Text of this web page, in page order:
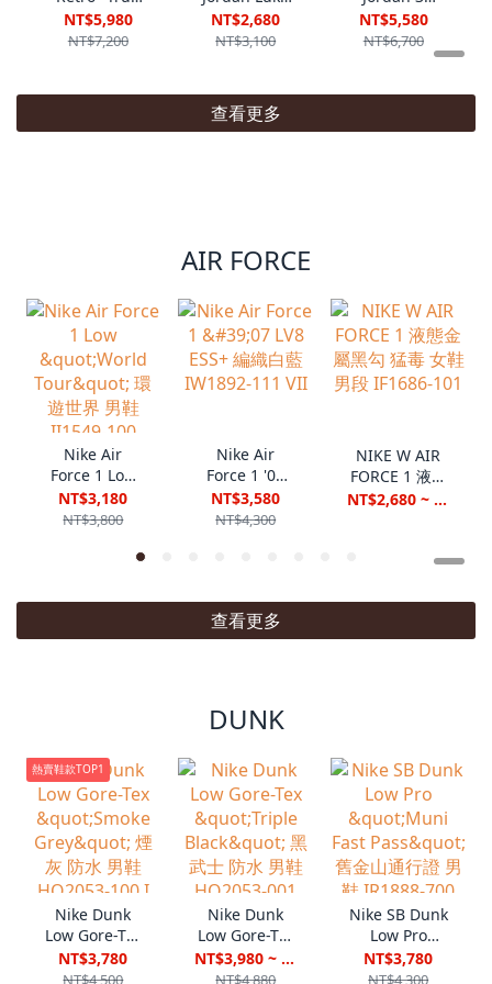
Blue (2026)''
藍白 爆裂紋
NT$5,980
NT$7,200
.77 Familia
籃球鞋 運動鞋
VI
NT$2,680
NT$3,100
Retro 米白黑
AJ3 男鞋
NT$5,580
NT$6,700
查看更多
AIR FORCE
Nike Air
Force 1 Low
"World Tour"
環遊世界 男鞋
NT$3,180
NT$3,800
Nike Air
Force 1 '07
LV8 ESS+ 編織
白藍 IW1892-
NT$3,580
NT$4,300
NIKE W AIR
FORCE 1 液態
金屬黑勾 猛毒NT$2,680 ~ NT$4,980
查看更多
DUNK
熱賣鞋款TOP1
Nike Dunk
Low Gore-Tex
"Smoke Grey"
煙灰 防水 男鞋
NT$3,780
NT$4,500
Nike Dunk
Low Gore-Tex
"Triple Black"
黑武士 防水 男
NT$3,980 ~ NT$4,680
Nike SB Dunk
Low Pro
"Muni Fast
Pass" 舊金山
NT$3,780
NT$4,300